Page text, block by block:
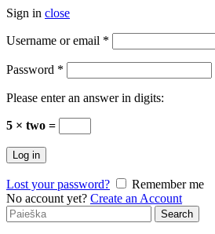
Sign in close
Username or email *
Password *
Please enter an answer in digits:
5 × two =
Log in
Lost your password?
Remember me
No account yet? Create an Account
Search
for:
Search